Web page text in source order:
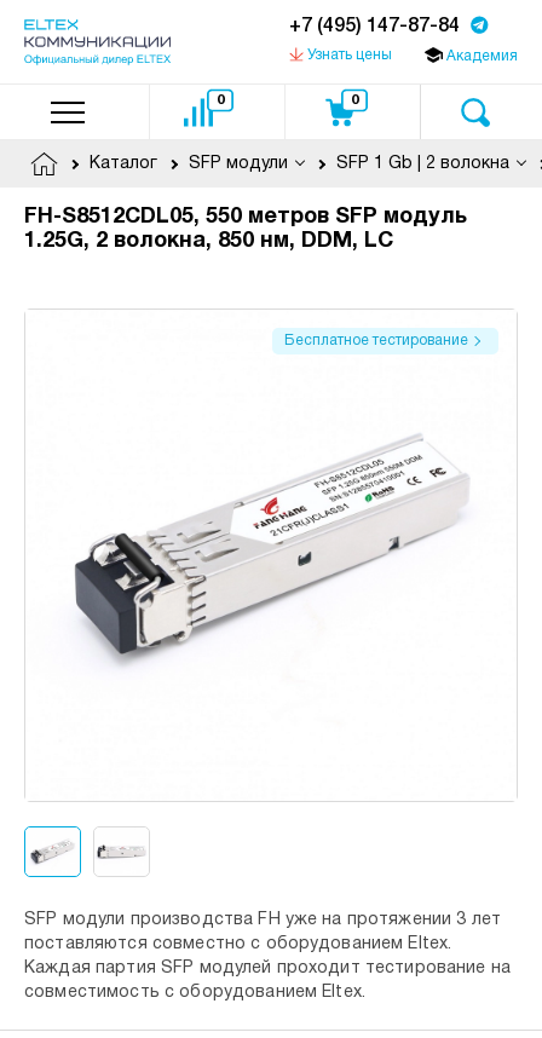
+7 (495) 147-87-84
Узнать цены Академия
0 0
Каталог SFP модули SFP 1 Gb | 2 волокна
FH-S8512CDL05, 550 метров SFP модуль
1.25G, 2 волокна, 850 нм, DDM, LC
Бесплатное тестирование
SFP модули производства FH уже на протяжении 3 лет
поставляются совместно с оборудованием Eltex.
Каждая партия SFP модулей проходит тестирование на
совместимость с оборудованием Eltex.